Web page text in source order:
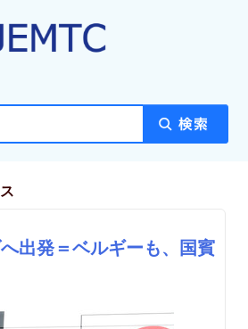
出発＝ベルギーも、国賓